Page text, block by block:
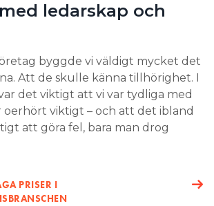
ledarskap och
byggde vi väldigt mycket det
Att de skulle känna tillhörighet. I
det viktigt att vi var tydliga med
oerhört viktigt – och att det ibland
att göra fel, bara man drog
PRISER I